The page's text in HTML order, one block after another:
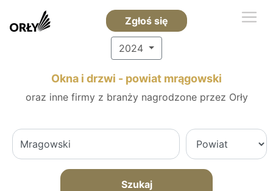
Zgłoś się
2024
Okna i drzwi - powiat mrągowski
oraz inne firmy z branży nagrodzone przez Orły
Szukaj